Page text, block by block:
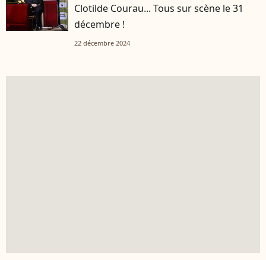
Clotilde Courau... Tous sur scène le 31
décembre !
22 décembre 2024